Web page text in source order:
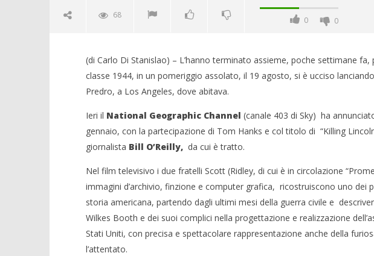
68
0 0
NOW VIEWING
Due Scott per Lincoln ed una
memoria per Tony
15/09/2012
Redazione
Crolla il monopolio Siae con
alleanza Soundreef - LEA
15/09/2012
Redazione
(di Carlo Di Stanislao) – L’hanno terminato assieme, poche settimane
classe 1944, in un pomeriggio assolato, il 19 agosto, si è ucciso
Predro, a Los Angeles, dove abitava.
Ieri il National Geographic Channel (canale 403 di Sky) ha
gennaio, con la partecipazione di Tom Hanks e col titolo di “Killing
giornalista Bill O’Reilly,da cui è tratto.
Nel film televisivo i due fratelli Scott (Ridley, di cui è in circolazione
immagini d’archivio, finzione e computer grafica, ricostruiscono uno dei
storia americana, partendo dagli ultimi mesi della guerra civile e
Wilkes Booth e dei suoi complici nella progettazione e realizzazione
Stati Uniti, con precisa e spettacolare rappresentazione anche della
l’attentato.